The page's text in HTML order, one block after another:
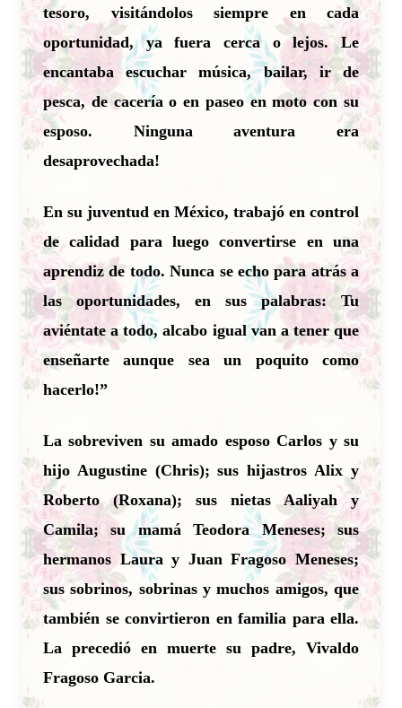
tesoro, visitándolos siempre en cada
oportunidad, ya fuera cerca o lejos. Le
encantaba escuchar música, bailar, ir de
pesca, de cacería o en paseo en moto con su
esposo. Ninguna aventura era
desaprovechada!
En su juventud en México, trabajó en control
de calidad para luego convertirse en una
aprendiz de todo. Nunca se echo para atrás a
las oportunidades, en sus palabras: Tu
aviéntate a todo, alcabo igual van a tener que
enseñarte aunque sea un poquito como
hacerlo!”
La sobreviven su amado esposo Carlos y su
hijo Augustine (Chris); sus hijastros Alix y
Roberto (Roxana); sus nietas Aaliyah y
Camila; su mamá Teodora Meneses; sus
hermanos Laura y Juan Fragoso Meneses;
sus sobrinos, sobrinas y muchos amigos, que
también se convirtieron en familia para ella.
La precedió en muerte su padre, Vivaldo
Fragoso Garcia.